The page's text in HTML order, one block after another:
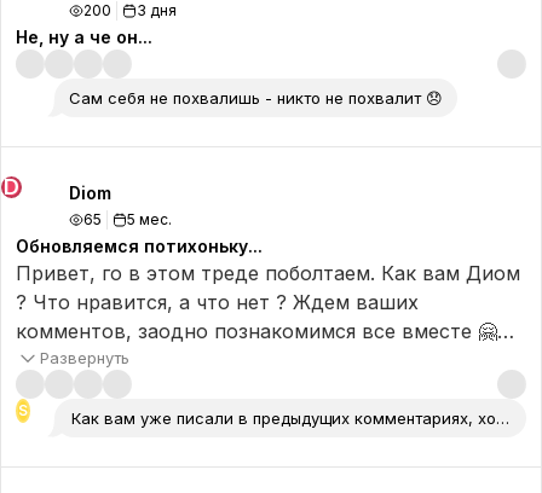
200 3 дня
Не, ну а че он...
Сам себя не похвалишь - никто не похвалит 😞
D Diom
65 5 мес.
Обновляемся потихоньку...
Привет, го в этом треде поболтаем. Как вам Диом
? Что нравится, а что нет ? Ждем ваших
комментов, заодно познакомимся все вместе 🤗😊
👍 Развернуть
S Как вам уже писали в предыдущих комментариях,